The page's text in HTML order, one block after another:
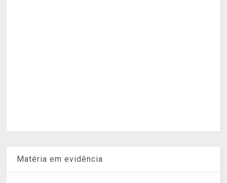
Matéria em evidência